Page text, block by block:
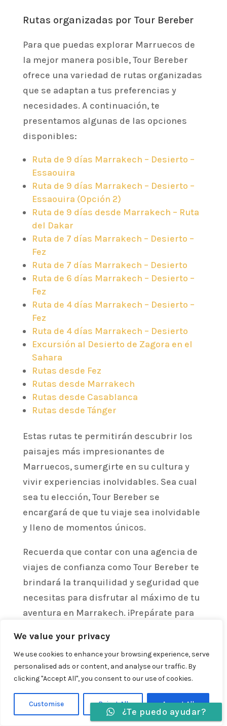
We value your privacy
We use cookies to enhance your browsing experience, serve
personalised ads or content, and analyse our traffic. By
clicking "Accept All", you consent to our use of cookies.
Customise Reject All Accept All
Rutas organizadas por Tour Bereber
Para que puedas explorar Marruecos de
la mejor manera posible, Tour Bereber
ofrece una variedad de rutas organizadas
que se adaptan a tus preferencias y
necesidades. A continuación, te
presentamos algunas de las opciones
disponibles:
Ruta de 9 días Marrakech – Desierto –
Essaouira
Ruta de 9 días Marrakech – Desierto –
Essaouira (Opción 2)
Ruta de 9 días desde Marrakech – Ruta
del Dakar
Ruta de 7 días Marrakech – Desierto –
Fez
Ruta de 7 días Marrakech – Desierto
Ruta de 6 días Marrakech – Desierto –
Fez
Ruta de 4 días Marrakech – Desierto –
Fez
Ruta de 4 días Marrakech – Desierto
Excursión al Desierto de Zagora en el
Sahara
Rutas desde Fez
Rutas desde Marrakech
Rutas desde Casablanca
Rutas desde Tánger
Estas rutas te permitirán descubrir los
paisajes más impresionantes de
Marruecos, sumergirte en su cultura y
vivir experiencias inolvidables. Sea cual
sea tu elección, Tour Bereber se
encargará de que tu viaje sea inolvidable
y lleno de momentos únicos.
Recuerda que contar con una agencia de
viajes de confianza como Tour Bereber te
brindará la tranquilidad y seguridad que
necesitas para disfrutar al máximo de tu
aventura en Marrakech. ¡Prepárate para
Marruecos!
Idiomas » ¿Te puedo ayudar?